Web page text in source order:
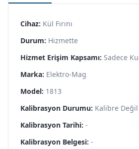
Cihaz: Kül Fırını
Durum: Hizmette
Hizmet Erişim Kapsamı: Sadece
Marka: Elektro-Mag
Model: 1813
Kalibrasyon Durumu: Kalibre Değil
Kalibrasyon Tarihi: -
Kalibrasyon Belgesi: -